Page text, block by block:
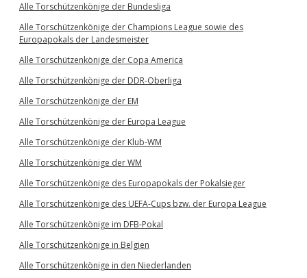
Alle Torschützenkönige der Bundesliga
Alle Torschützenkönige der Champions League sowie des
Europapokals der Landesmeister
Alle Torschützenkönige der Copa America
Alle Torschützenkönige der DDR-Oberliga
Alle Torschützenkönige der EM
Alle Torschützenkönige der Europa League
Alle Torschützenkönige der Klub-WM
Alle Torschützenkönige der WM
Alle Torschützenkönige des Europapokals der Pokalsieger
Alle Torschützenkönige des UEFA-Cups bzw. der Europa League
Alle Torschützenkönige im DFB-Pokal
Alle Torschützenkönige in Belgien
Alle Torschützenkönige in den Niederlanden